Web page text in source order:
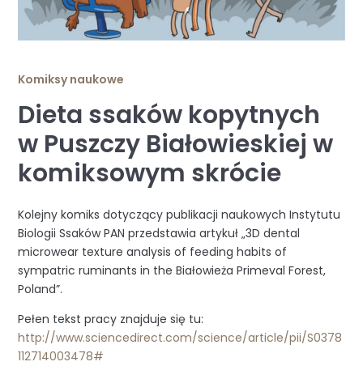
Komiksy naukowe
Dieta ssaków kopytnych
w Puszczy Białowieskiej w
komiksowym skrócie
Kolejny komiks dotyczący publikacji naukowych Instytutu
Biologii Ssaków PAN przedstawia artykuł „3D dental
microwear texture analysis of feeding habits of
sympatric ruminants in the Białowieża Primeval Forest,
Poland”.
Pełen tekst pracy znajduje się tu:
http://www.sciencedirect.com/science/article/pii/S0378
112714003478#